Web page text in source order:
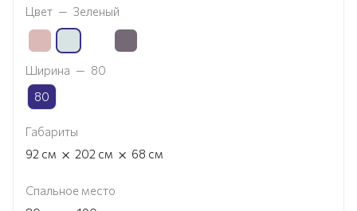
Цвет — Зеленый
Ширина — 80
80
Габариты
92 см × 202 см × 68 см
Спальное место